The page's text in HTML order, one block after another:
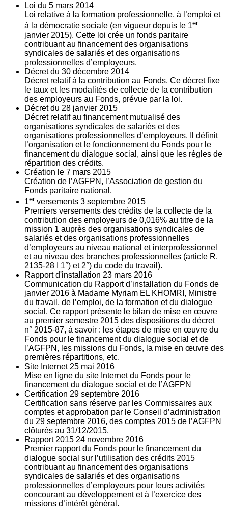
Loi du 5 mars 2014
Loi relative à la formation professionnelle, à l’emploi et
à la démocratie sociale (en vigueur depuis le 1er
janvier 2015). Cette loi crée un fonds paritaire
contribuant au financement des organisations
syndicales de salariés et des organisations
professionnelles d’employeurs.
Décret du 30 décembre 2014
Décret relatif à la contribution au Fonds. Ce décret fixe
le taux et les modalités de collecte de la contribution
des employeurs au Fonds, prévue par la loi.
Décret du 28 janvier 2015
Décret relatif au financement mutualisé des
organisations syndicales de salariés et des
organisations professionnelles d’employeurs. Il définit
l’organisation et le fonctionnement du Fonds pour le
financement du dialogue social, ainsi que les règles de
répartition des crédits.
Création le 7 mars 2015
Création de l’AGFPN, l’Association de gestion du
Fonds paritaire national.
1er versements 3 septembre 2015
Premiers versements des crédits de la collecte de la
contribution des employeurs de 0,016% au titre de la
mission 1 auprès des organisations syndicales de
salariés et des organisations professionnelles
d’employeurs au niveau national et interprofessionnel
et au niveau des branches professionnelles (article R.
2135‐28 I 1°) et 2°) du code du travail).
Rapport d'installation 23 mars 2016
Communication du Rapport d’installation du Fonds de
janvier 2016 à Madame Myriam EL KHOMRI, Ministre
du travail, de l’emploi, de la formation et du dialogue
social. Ce rapport présente le bilan de mise en œuvre
au premier semestre 2015 des dispositions du décret
n° 2015-87, à savoir : les étapes de mise en œuvre du
Fonds pour le financement du dialogue social et de
l’AGFPN, les missions du Fonds, la mise en œuvre des
premières répartitions, etc.
Site Internet 25 mai 2016
Mise en ligne du site Internet du Fonds pour le
financement du dialogue social et de l’AGFPN
Certification 29 septembre 2016
Certification sans réserve par les Commissaires aux
comptes et approbation par le Conseil d’administration
du 29 septembre 2016, des comptes 2015 de l’AGFPN
clôturés au 31/12/2015.
Rapport 2015 24 novembre 2016
Premier rapport du Fonds pour le financement du
dialogue social sur l’utilisation des crédits 2015
contribuant au financement des organisations
syndicales de salariés et des organisations
professionnelles d’employeurs pour leurs activités
concourant au développement et à l’exercice des
missions d’intérêt général.